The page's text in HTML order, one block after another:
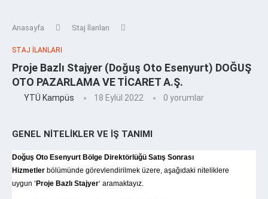
Anasayfa Staj İlanları
STAJ İLANLARI
Proje Bazlı Stajyer (Doğuş Oto Esenyurt) DOĞUŞ
OTO PAZARLAMA VE TİCARET A.Ş.
YTÜ Kampüs 18 Eylül 2022 0 yorumlar
GENEL NİTELİKLER VE İŞ TANIMI
Doğuş Oto Esenyurt Bölge Direktörlüğü Satış Sonrası
Hizmetler bölümünde görevlendirilmek üzere, aşağıdaki niteliklere
uygun ‘Proje Bazlı Stajyer‘ aramaktayız.